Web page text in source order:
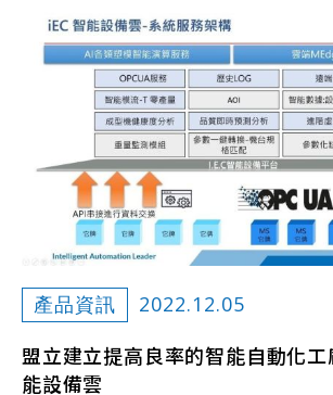
產品資訊 2022.12.05
盟立建立提高良率的智能自動化工
能設備雲